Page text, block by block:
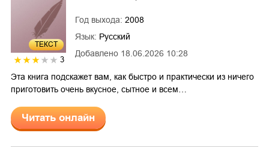
ТЕКСТ
3
Добавлено 18.06.2026 10:28
Год выхода: 2008
Язык: Русский
Эта книга подскажет вам, как быстро и практически из ничего
приготовить очень вкусное, сытное и всем…
Читать онлайн